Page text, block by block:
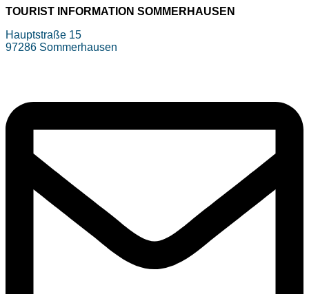
TOURIST INFORMATION SOMMERHAUSEN
Hauptstraße 15
97286 Sommerhausen